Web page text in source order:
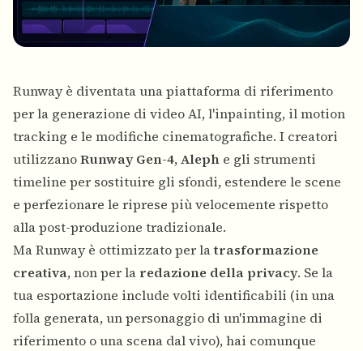
Runwayè diventata una piattaforma di riferimento
per la generazione di video AI, l'inpainting, il motion
tracking e le modifiche cinematografiche. I creatori
utilizzanoRunway Gen-4,Aleph e gli strumenti
timeline per sostituire gli sfondi, estendere le scene
e perfezionare le riprese più velocemente rispetto
alla post-produzione tradizionale.
Ma Runway è ottimizzato per latrasformazione
creativa, non per la redazione della privacy. Se la
tua esportazione include volti identificabili (in una
folla generata, un personaggio di un'immagine di
riferimento o una scena dal vivo), hai comunque